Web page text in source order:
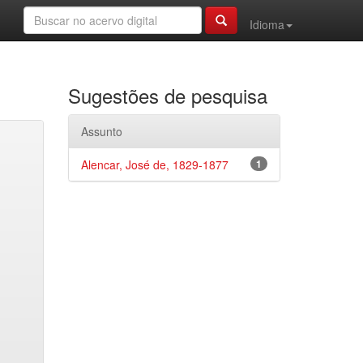
Idioma
Sugestões de pesquisa
Assunto
1
Alencar, José de, 1829-1877